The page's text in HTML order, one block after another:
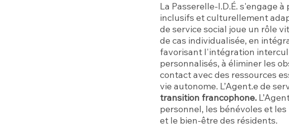
La Passerelle-I.D.É. s'engage
inclusifs et culturellement
de service social joue un rôle
de cas individualisée, en
favorisant l'intégration
personnalisés, à éliminer les
contact avec des ressources
vie autonome. L’Agent.e de
transition francophone.
personnel, les bénévoles et
et le bien-être des résidents.